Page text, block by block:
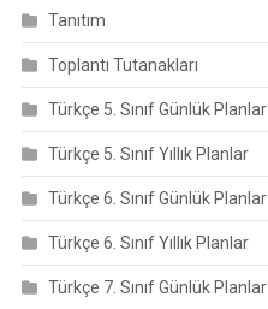
Tanıtım
Toplantı Tutanakları
Türkçe 5. Sınıf Günlük Planlar
Türkçe 5. Sınıf Yıllık Planlar
Türkçe 6. Sınıf Günlük Planlar
Türkçe 6. Sınıf Yıllık Planlar
Türkçe 7. Sınıf Günlük Planlar